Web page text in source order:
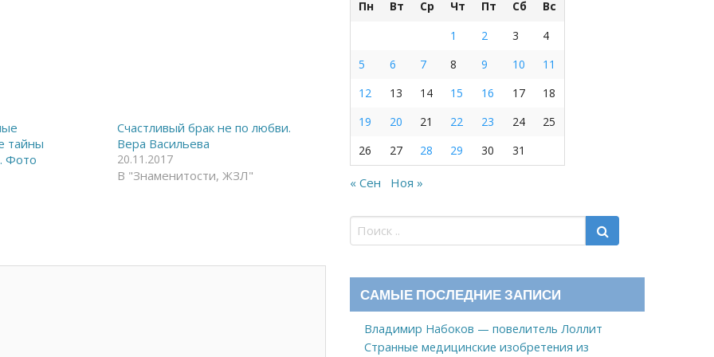
тайны
Фото
Счастливый брак не по любви.
Вера Васильева
20.11.2017
В "Знаменитости, ЖЗЛ"
Пн Вт Ср Чт Пт Сб
Вс
1
2 3
4
5
6 7 8 9 10
11
12
13 14 15 16 17
18
19
20 21 22 23 24
25
26
27 28 29 30 31
« Сен Ноя »
САМЫЕ ПОСЛЕДНИЕ ЗАПИСИ
Владимир Набоков — повелитель Лоллит
Странные медицинские изобретения из